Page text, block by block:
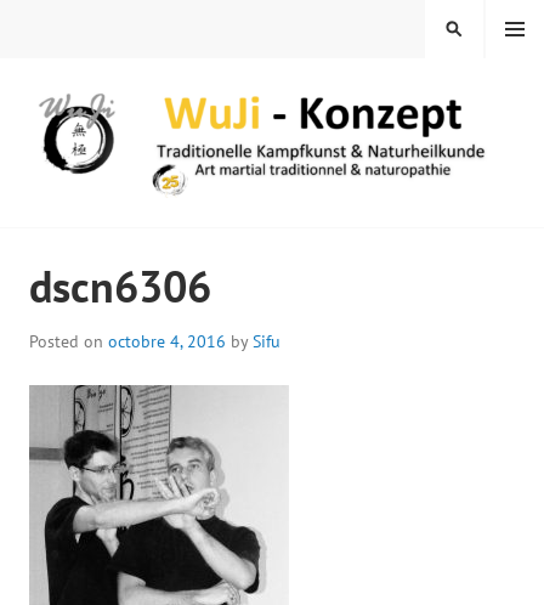
MENU
SEARCH
dscn6306
Posted on octobre 4, 2016 bySifu